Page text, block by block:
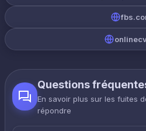
Questions
En savoir plus sur les fuites
répondre